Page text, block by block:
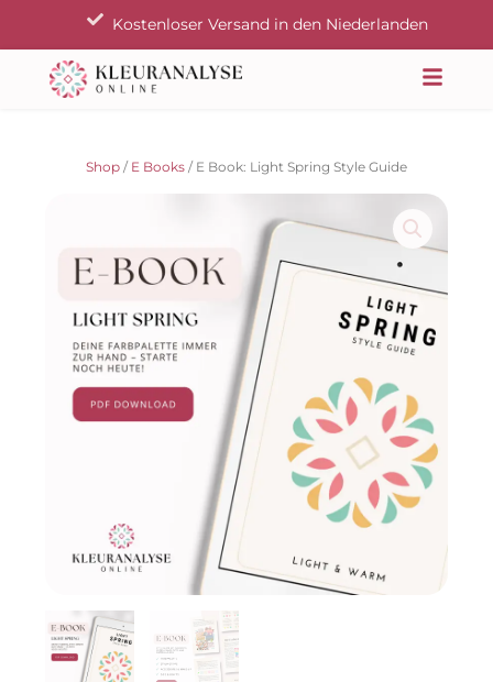
springen
Kostenloser Versand in den Niederlanden
Shop / E Books / E Book: Light Spring Style Guide